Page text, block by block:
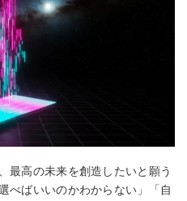
最高の未来を創造したいと願う
べばいいのかわからない」「自